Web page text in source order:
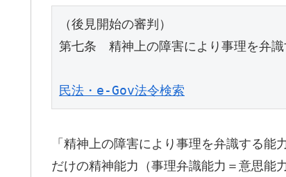
（後見開始の審判）
第七条　精神上の障害により事理を弁
民法・e-Gov法令検索
「精神上の障害により事理を弁識する
だけの精神能力（事理弁識能力＝意思能